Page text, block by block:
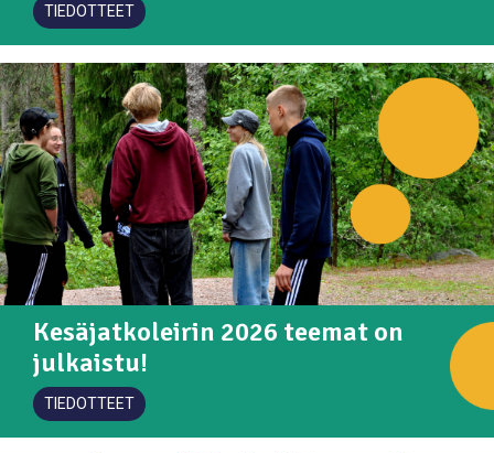
TIEDOTTEET
Kesäjatkoleirin 2026 teemat on
julkaistu!
TIEDOTTEET